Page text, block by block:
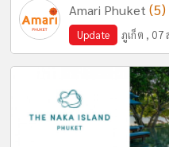
Amari Phuket(5)
Update ภูเก็ต , 07